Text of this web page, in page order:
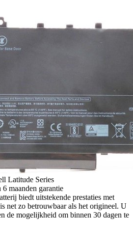
Latitude Series
maanden garantie
biedt uitstekende prestaties met
net zo betrouwbaar als het origineel. U
de mogelijkheid om binnen 30 dagen te